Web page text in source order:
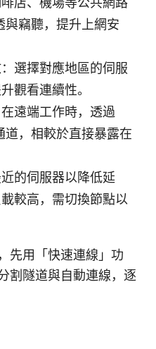
與竊聽，提升上網安
選擇對應地區的伺服
觀看連續性。
遠端工作時，透過
，相較於直接暴露在
的伺服器以降低延
較高，需切換節點以
先用「快速連線」功
割隧道與自動連線，逐